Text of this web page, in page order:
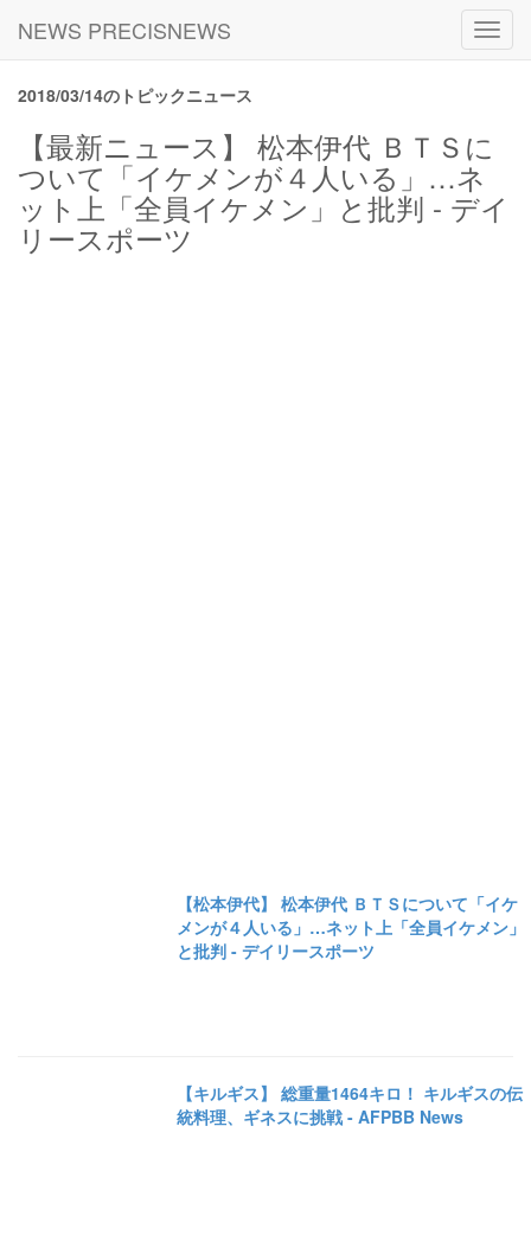
NEWS PRECISNEWS
2018/03/14のトピックニュース
【最新ニュース】 松本伊代 ＢＴＳに
ついて「イケメンが４人いる」…ネ
ット上「全員イケメン」と批判 - デイ
リースポーツ
【松本伊代】 松本伊代 ＢＴＳについて「イケ
メンが４人いる」…ネット上「全員イケメン」
と批判 - デイリースポーツ
【キルギス】 総重量1464キロ！ キルギスの伝
統料理、ギネスに挑戦 - AFPBB News